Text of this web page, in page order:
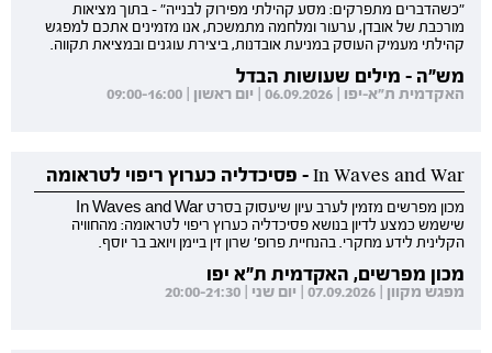
"כשהדברים מתפרקים: מסע קהילתי מפירוק לבנייה" - בתוך מציאות
מורכבת של אובדן, ערעור ומלחמה מתמשכת, אנו מזמינים אתכם למפגש
קהילתי מעמיק העוסק במניעת אובדנות, ביצירת עוגנים ובמציאת תקווה.
מש"ה - מילים שעושות הבדל
האקדמית ת"א-יפו | 06.09.2026 | יום ראשון | 09:00-16:00
In Waves and War - פסיכדליה כערוץ ריפוי לטראומה
מכון מפרשים מזמין לערב עיון שיעסוק בסרט In Waves and War
שישמש כמצע לדיון בנושא פסיכדליה כערוץ ריפוי לטראומה: מהחוויה
הקלינית לידע מחקרי. בהנחיית פרופ' שרון זין ביימן ויואב בר יוסף.
מכון מפרשים, האקדמית ת"א יפו
מפגש מקוון | 07.09.2026 | יום שני | 20:00-21:30